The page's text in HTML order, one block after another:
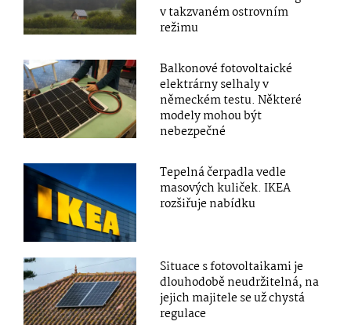
v takzvaném ostrovním
režimu
Balkonové fotovoltaické
elektrárny selhaly v
německém testu. Některé
modely mohou být
nebezpečné
Tepelná čerpadla vedle
masových kuliček. IKEA
rozšiřuje nabídku
Situace s fotovoltaikami je
dlouhodobě neudržitelná, na
jejich majitele se už chystá
regulace